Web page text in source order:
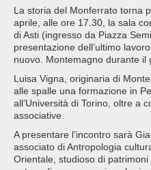
VOLONTARI
CONTATTI
PRESS
La storia del Monferrato torna
aprile, alle ore 17.30, la sala
di Asti (ingresso da Piazza
presentazione dell’ultimo
nuovo. Montemagno durante
Luisa Vigna, originaria di
alle spalle una formazione in
all’Università di Torino, oltre a
associative.
A presentare l’incontro sarà
associato di Antropologia
Orientale, studioso di